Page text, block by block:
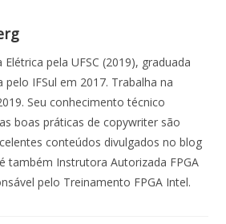
pela UFSC (2019), graduada
pelo IFSul em 2017. Trabalha na
Seu conhecimento técnico
boas práticas de copywriter são
conteúdos divulgados no blog
também Instrutora Autorizada FPGA
pelo Treinamento FPGA Intel.